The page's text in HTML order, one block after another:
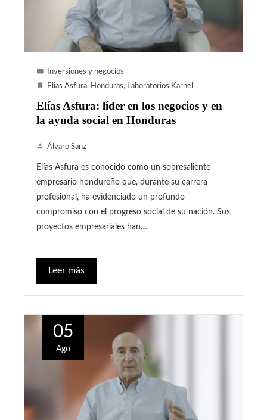
Inversiones y negocios
Elias Asfura, Honduras, Laboratorios Karnel
Elías Asfura: líder en los negocios y en
la ayuda social en Honduras
Álvaro Sanz
Elías Asfura es conocido como un sobresaliente
empresario hondureño que, durante su carrera
profesional, ha evidenciado un profundo
compromiso con el progreso social de su nación. Sus
proyectos empresariales han…
Leer más
05
Ago